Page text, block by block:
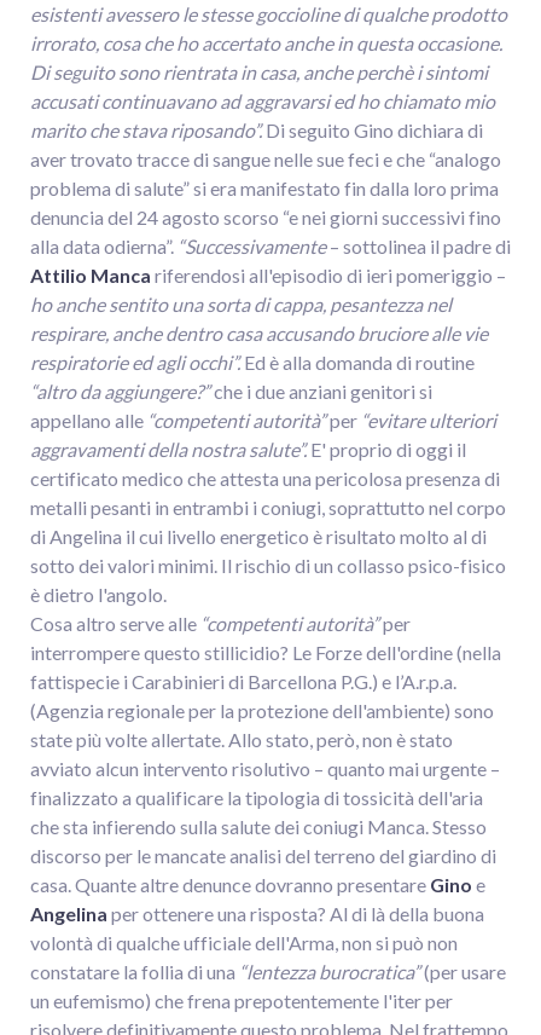
esistenti avessero le stesse goccioline di qualche prodotto
irrorato, cosa che ho accertato anche in questa occasione.
Di seguito sono rientrata in casa, anche perchè i sintomi
accusati continuavano ad aggravarsi ed ho chiamato mio
marito che stava riposando”.Di seguito Gino dichiara di
aver trovato tracce di sangue nelle sue feci e che “analogo
problema di salute” si era manifestato fin dalla loro prima
denuncia del 24 agosto scorso “e nei giorni successivi fino
alla data odierna”. “Successivamente– sottolinea il padre di
Attilio Manca riferendosi all'episodio di ieri pomeriggio –
ho anche sentito una sorta di cappa, pesantezza nel
respirare, anche dentro casa accusando bruciore alle vie
respiratorie ed agli occhi”.Ed è alla domanda di routine
“altro da aggiungere?”che i due anziani genitori si
appellano alle “competenti autorità”per “evitare ulteriori
aggravamenti della nostra salute”.E' proprio di oggi il
certificato medico che attesta una pericolosa presenza di
metalli pesanti in entrambi i coniugi, soprattutto nel corpo
di Angelina il cui livello energetico è risultato molto al di
sotto dei valori minimi. Il rischio di un collasso psico-fisico
è dietro l'angolo.
Cosa altro serve alle “competenti autorità”per
interrompere questo stillicidio? Le Forze dell'ordine (nella
fattispecie i Carabinieri di Barcellona P.G.) e l’A.r.p.a.
(Agenzia regionale per la protezione dell'ambiente) sono
state più volte allertate. Allo stato, però, non è stato
avviato alcun intervento risolutivo – quanto mai urgente –
finalizzato a qualificare la tipologia di tossicità dell'aria
che sta infierendo sulla salute dei coniugi Manca. Stesso
discorso per le mancate analisi del terreno del giardino di
casa. Quante altre denunce dovranno presentare Gino e
Angelina per ottenere una risposta? Al di là della buona
volontà di qualche ufficiale dell'Arma, non si può non
constatare la follia di una “lentezza burocratica”(per usare
un eufemismo) che frena prepotentemente l'iter per
risolvere definitivamente questo problema. Nel frattempo